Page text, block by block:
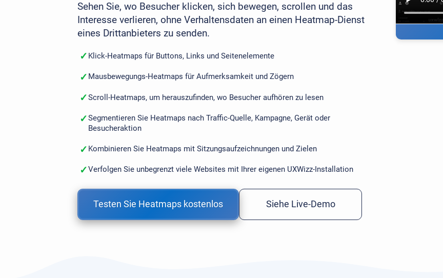
Sehen Sie, wo Besucher klicken, sich bewegen, scrollen und das
Interesse verlieren, ohne Verhaltensdaten an einen Heatmap-Dienst
eines Drittanbieters zu senden.
✓ Klick-Heatmaps für Buttons, Links und Seitenelemente
✓ Mausbewegungs-Heatmaps für Aufmerksamkeit und Zögern
✓Scroll-Heatmaps, um herauszufinden, wo Besucher aufhören zu lesen
✓Segmentieren Sie Heatmaps nach Traffic-Quelle, Kampagne, Gerät oder
Besucheraktion
✓ Kombinieren Sie Heatmaps mit Sitzungsaufzeichnungen und Zielen
✓Verfolgen Sie unbegrenzt viele Websites mit Ihrer eigenen UXWizz-Installation
Testen Sie Heatmaps kostenlos Siehe Live-Demo